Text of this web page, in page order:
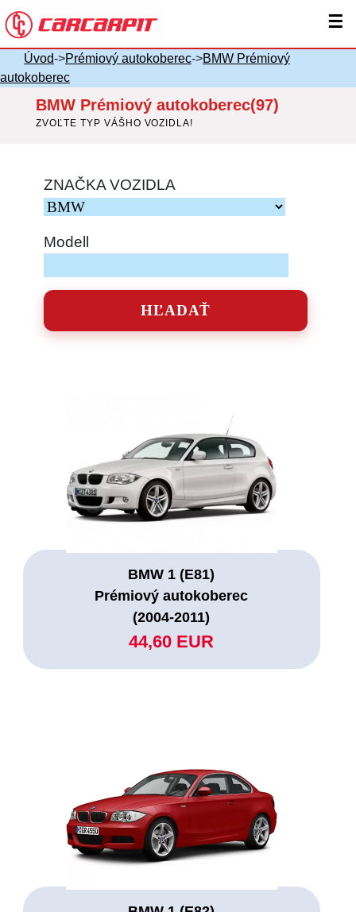
☰
Úvod->Prémiový autokoberec->BMW Prémiový
autokoberec
BMW Prémiový autokoberec(97)
ZVOĽTE TYP VÁŠHO VOZIDLA!
ZNAČKA VOZIDLA
Modell
HĽADAŤ
BMW 1 (E81)
Prémiový autokoberec
(2004-2011)
44,60 EUR